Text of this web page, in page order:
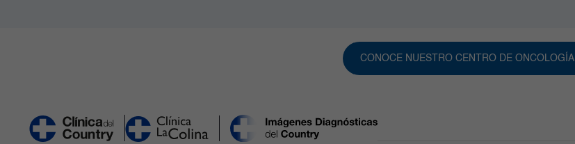
CONOCE NUESTRO CENTRO DE ONCOLOGÍA